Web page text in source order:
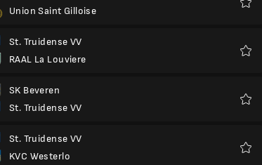
Union Saint Gilloise
St. Truidense VV
RAAL La Louviere
SK Beveren
St. Truidense VV
St. Truidense VV
KVC Westerlo